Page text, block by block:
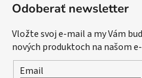
Odoberať newsletter
Vložte svoj e-mail a my Vám
nových produktoch na našom
Email